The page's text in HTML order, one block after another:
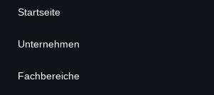
Startseite
Unternehmen
Fachbereiche